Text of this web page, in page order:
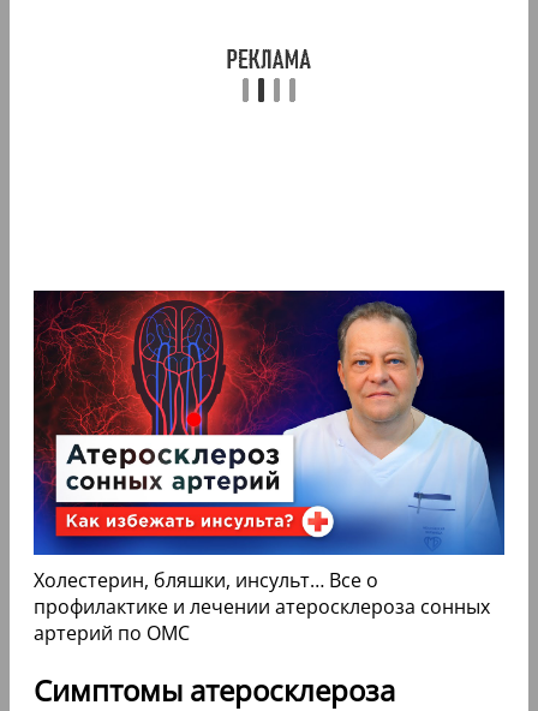
Холестерин, бляшки, инсульт… Все о
профилактике и лечении атеросклероза сонных
артерий по ОМС
Симптомы атеросклероза